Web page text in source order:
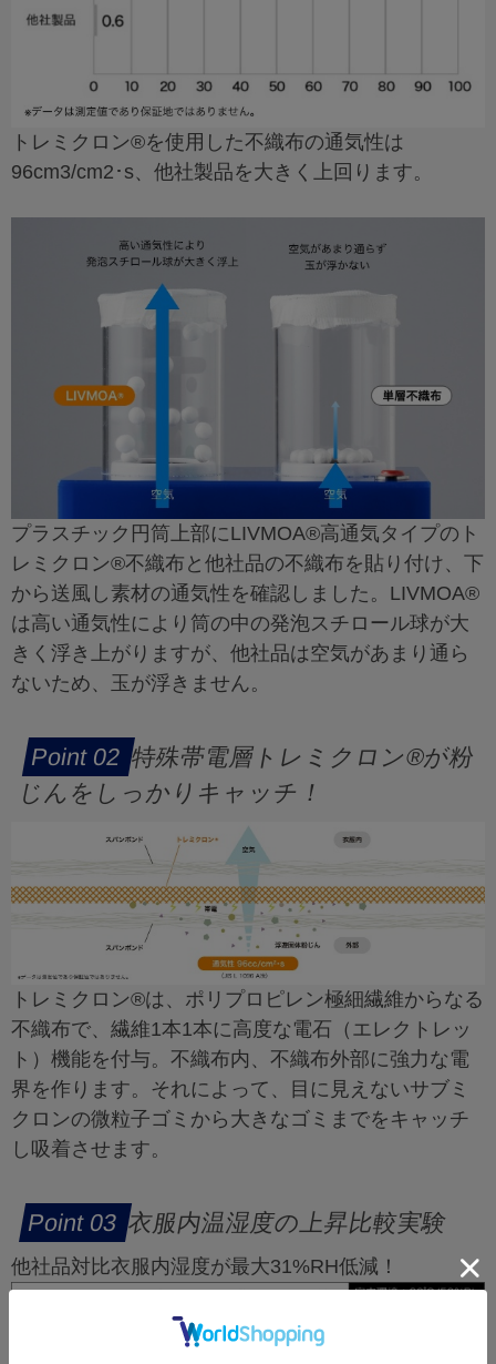
トレミクロン®を使用した不織布の通気性は
96cm3/cm2･s、他社製品を大きく上回ります。
プラスチック円筒上部にLIVMOA®高通気タイプのト
レミクロン®不織布と他社品の不織布を貼り付け、下
から送風し素材の通気性を確認しました。LIVMOA®
は高い通気性により筒の中の発泡スチロール球が大
きく浮き上がりますが、他社品は空気があまり通ら
ないため、玉が浮きません。
特殊帯電層トレミクロン®が粉
じんをしっかりキャッチ！
トレミクロン®は、ポリプロピレン極細繊維からなる
不織布で、繊維1本1本に高度な電石（エレクトレッ
ト）機能を付与。不織布内、不織布外部に強力な電
界を作ります。それによって、目に見えないサブミ
クロンの微粒子ゴミから大きなゴミまでをキャッチ
し吸着させます。
衣服内温湿度の上昇比較実験
他社品対比衣服内湿度が最大31%RH低減！